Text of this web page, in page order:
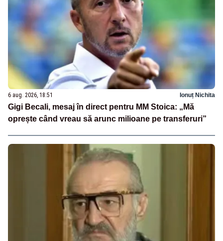
6 aug. 2026, 18:51 Ionuț Nichita
Gigi Becali, mesaj în direct pentru MM Stoica: „Mă
oprește când vreau să arunc milioane pe transferuri”